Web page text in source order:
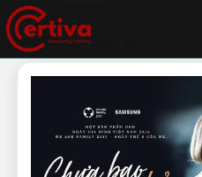
Trang chủ
Blog
Lời bài hát chưa bao giờ mẹ kể full